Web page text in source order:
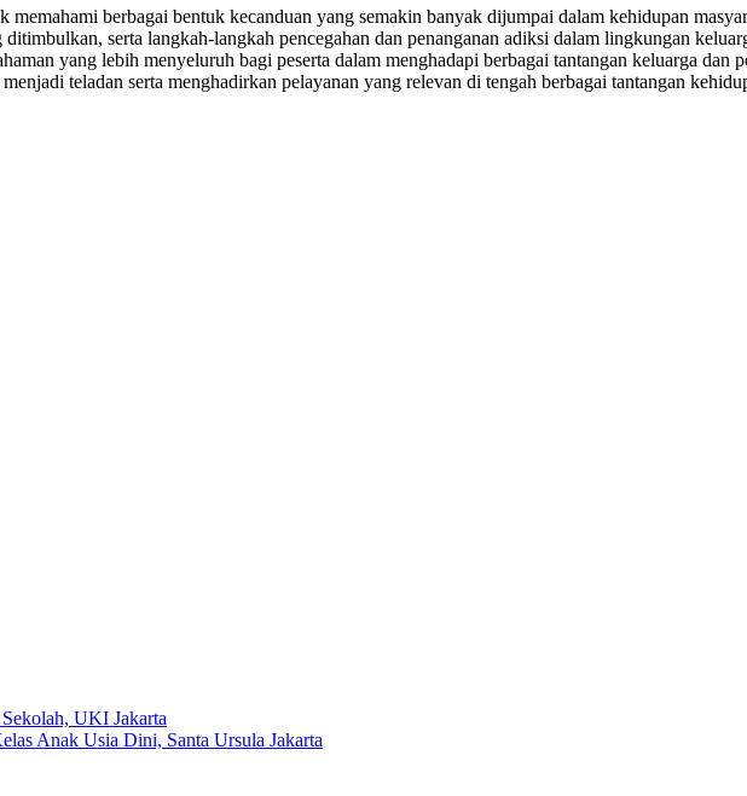
berbagai bentuk kecanduan yang semakin banyak dijumpai dalam kehidupan
serta langkah-langkah pencegahan dan penanganan adiksi dalam lingkungan
yang lebih menyeluruh bagi peserta dalam menghadapi berbagai tantangan keluarga dan
teladan serta menghadirkan pelayanan yang relevan di tengah berbagai tantangan
UKI Jakarta
Anak Usia Dini, Santa Ursula Jakarta